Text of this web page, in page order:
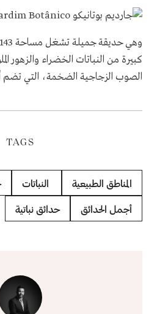
وهي
كبيرة من النباتات الخضراء والزهور
الصوب الزجاجية الضخمة، التي تضم
TAGS
المناطق الطبيعية النباتات
أجمل الحدائق حدائق نباتية